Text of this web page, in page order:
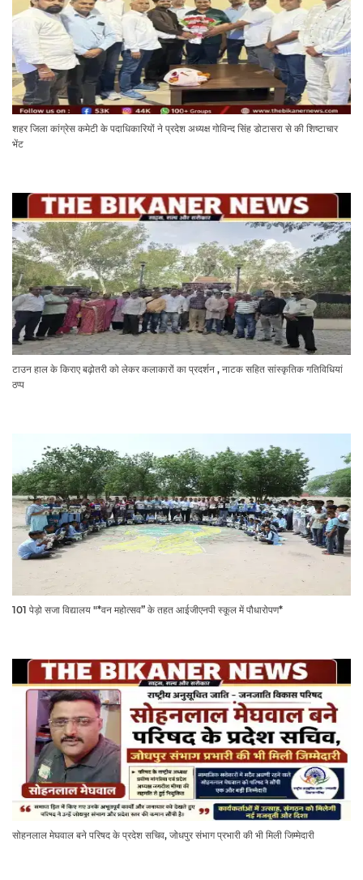
शहर जिला कांग्रेस कमेटी के पदाधिकारियों ने प्रदेश अध्यक्ष गोविन्द सिंह डोटासरा से की शिष्टाचार
भेंट
टाउन हाल के किराए बढ़ोतरी को लेकर कलाकारों का प्रदर्शन , नाटक सहित सांस्कृतिक गतिविधियां
ठप्प
101 पेड़ो सजा विद्यालय "*वन महोत्सव” के तहत आईजीएनपी स्कूल में पौधारोपण*
सोहनलाल मेघवाल बने परिषद के प्रदेश सचिव, जोधपुर संभाग प्रभारी की भी मिली जिम्मेदारी